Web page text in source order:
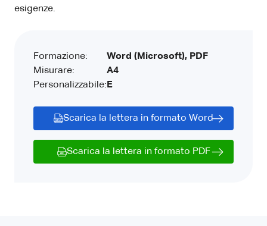
esigenze.
Formazione:
Misurare:
Personalizzabile:
Word (Microsoft), PDF
A4
E
Scarica la lettera in formato Word
Scarica la lettera in formato PDF